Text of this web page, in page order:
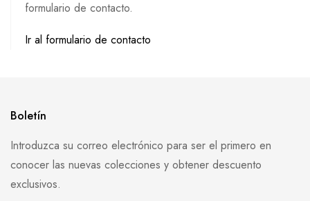
formulario de contacto.
Ir al formulario de contacto
Boletín
Introduzca su correo electrónico para ser el primero en
conocer las nuevas colecciones y obtener descuento
exclusivos.